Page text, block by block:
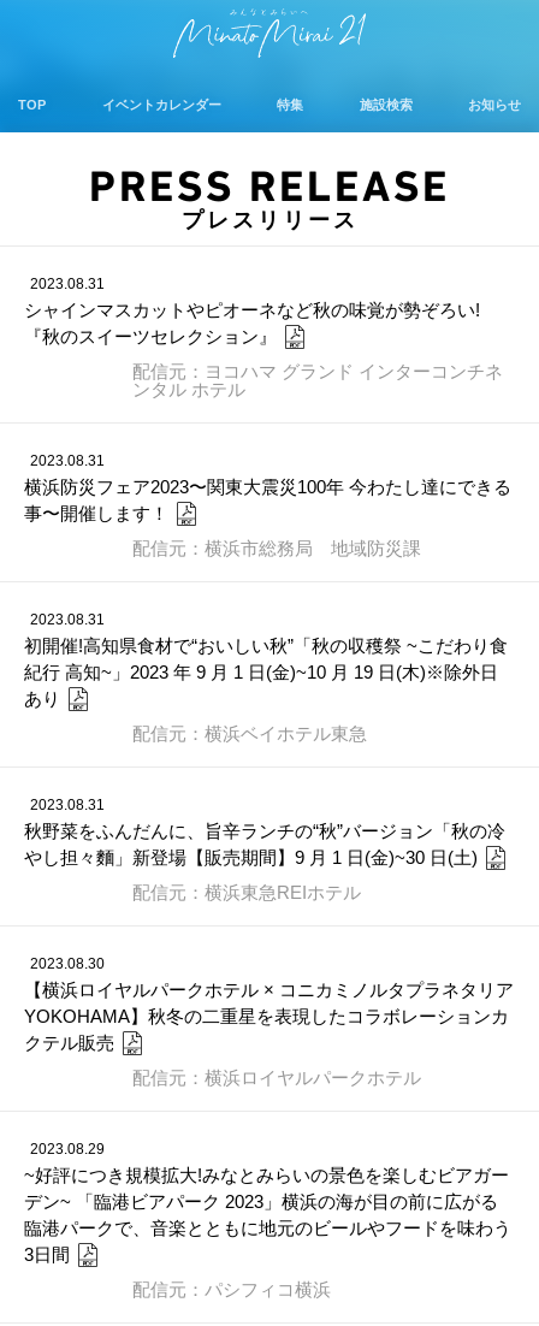
TOP イベントカレンダー 特集 施設検索 お知らせ
PRESS RELEASE
プレスリリース
2023.08.31
シャインマスカットやピオーネなど秋の味覚が勢ぞろい!
『秋のスイーツセレクション』
配信元：ヨコハマ グランド インターコンチネ
ンタル ホテル
2023.08.31
横浜防災フェア2023〜関東大震災100年 今わたし達にできる
事〜開催します！
配信元：横浜市総務局 地域防災課
2023.08.31
初開催!高知県食材で“おいしい秋”「秋の収穫祭 ~こだわり食
紀行 高知~」2023 年 9 月 1 日(金)~10 月 19 日(木)※除外日
あり
配信元：横浜ベイホテル東急
2023.08.31
秋野菜をふんだんに、旨辛ランチの“秋”バージョン「秋の冷
やし担々麵」新登場【販売期間】9 月 1 日(金)~30 日(土)
配信元：横浜東急REIホテル
2023.08.30
【横浜ロイヤルパークホテル × コニカミノルタプラネタリア
YOKOHAMA】秋冬の二重星を表現したコラボレーションカ
クテル販売
配信元：横浜ロイヤルパークホテル
2023.08.29
~好評につき規模拡大!みなとみらいの景色を楽しむビアガー
デン~ 「臨港ビアパーク 2023」横浜の海が目の前に広がる
臨港パークで、音楽とともに地元のビールやフードを味わう
3日間
配信元：パシフィコ横浜